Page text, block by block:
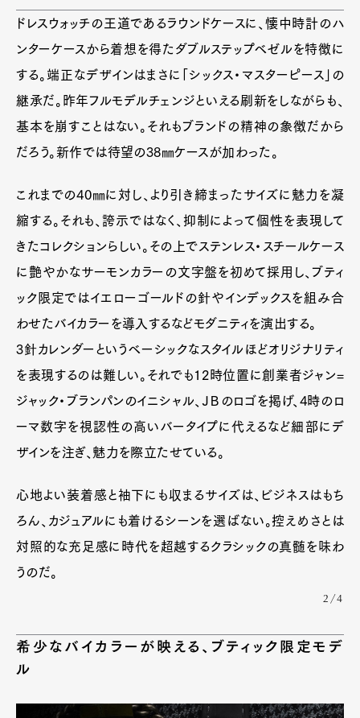
Art&DesignWatchFashion
GourmetCars
Product Lifestyle
Pen Membership
Magazine
Official Columnist
About
Contact
Pen international Pen tw
ドレスウォッチの王道であるラウンドケースに、懐中時計のハ
ンターケースから着想を得たダブルステップベゼルを特徴に
する。端正なデザインはまさに「シックス・マスターピース」の
継承だ。昨年フルモデルチェンジといえる刷新をしながらも、
基本を崩すことはない。それもブランドの精神の象徴だから
だろう。新作では待望の38㎜ケースが加わった。
これまでの40㎜に対し、より引き締まったサイズに魅力を凝
縮する。それも、誇示ではなく、抑制によって個性を表現して
きたコレクションらしい。その上でステンレス・スチールケース
に艶やかなサーモンカラーの文字盤を初めて採用し、ブティ
ック限定ではイエローゴールドの針やインデックスを組み合
わせたバイカラーを導入するなどモダニティを演出する。
3針カレンダーというベーシックなスタイルほどオリジナリティ
を表現するのは難しい。それでも12時位置に創業者ジャン=
ジャック・ブランパンのイニシャル、ＪＢのロゴを掲げ、4時のロ
ーマ数字を視認性の高いバータイプに代えるなど細部にデ
ザインを注ぎ、魅力を際立たせている。
心地よい装着感と袖下にも収まるサイズは、ビジネスはもち
ろん、カジュアルにも着けるシーンを選ばない。控えめさとは
対照的な充足感に時代を超越するクラシックの真髄を味わ
うのだ。
2/4
希少なバイカラーが映える、ブティック限定モデ
ル